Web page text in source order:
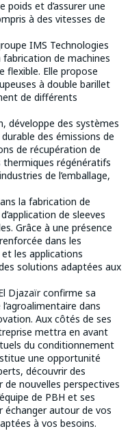
et d’assurer une
à des vitesses de
IMS Technologies
de machines
flexible. Elle propose
à double barillet
de différents
développe des systèmes
des émissions de
de récupération de
thermiques régénératifs
de l’emballage,
la fabrication de
de sleeves
Grâce à une présence
dans les
les applications
solutions adaptées aux
Djazaïr confirme sa
dans
Aux côtés de ses
mettra en avant
du conditionnement
une opportunité
découvrir des
nouvelles perspectives
de PBH et ses
échanger autour de vos
à vos besoins.